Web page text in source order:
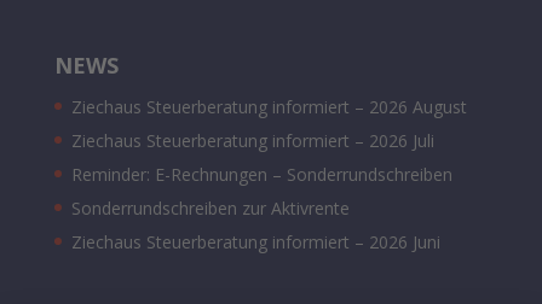
NEWS
Ziechaus Steuerberatung informiert – 2026 August
Ziechaus Steuerberatung informiert – 2026 Juli
Reminder: E-Rechnungen – Sonderrundschreiben
Sonderrundschreiben zur Aktivrente
Ziechaus Steuerberatung informiert – 2026 Juni